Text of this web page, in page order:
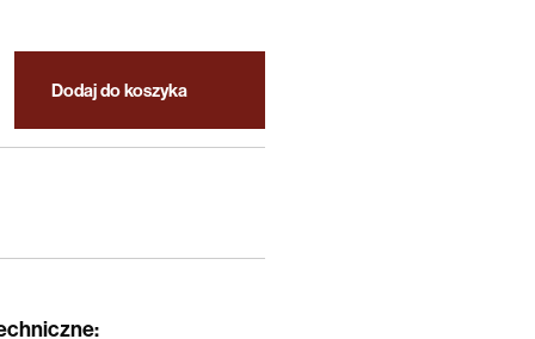
Dodaj do koszyka
: